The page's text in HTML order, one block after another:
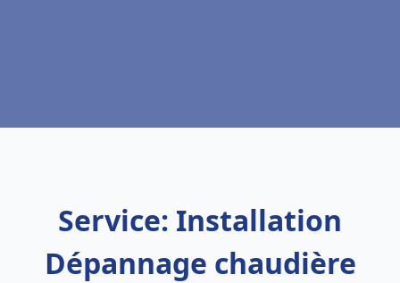
Service: Installation
Dépannage chaudière